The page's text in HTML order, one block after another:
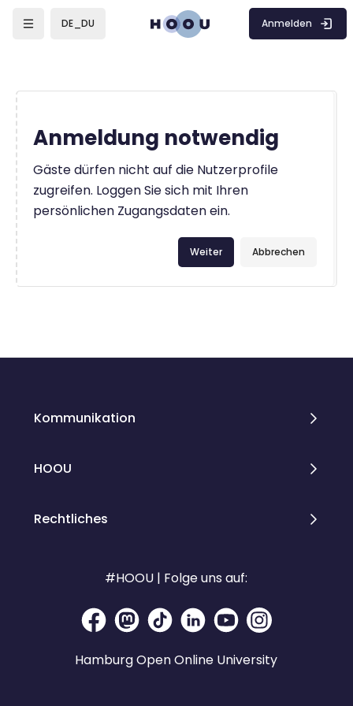
DE_DU Anmelden
Anmeldung notwendig
Gäste dürfen nicht auf die Nutzerprofile
zugreifen. Loggen Sie sich mit Ihren
persönlichen Zugangsdaten ein.
Abbrechen
Weiter
Kommunikation
HOOU
Rechtliches
#HOOU | Folge uns auf:
Hamburg Open Online University